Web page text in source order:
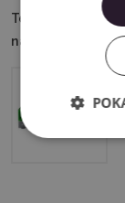
Ten produkt
następującymi